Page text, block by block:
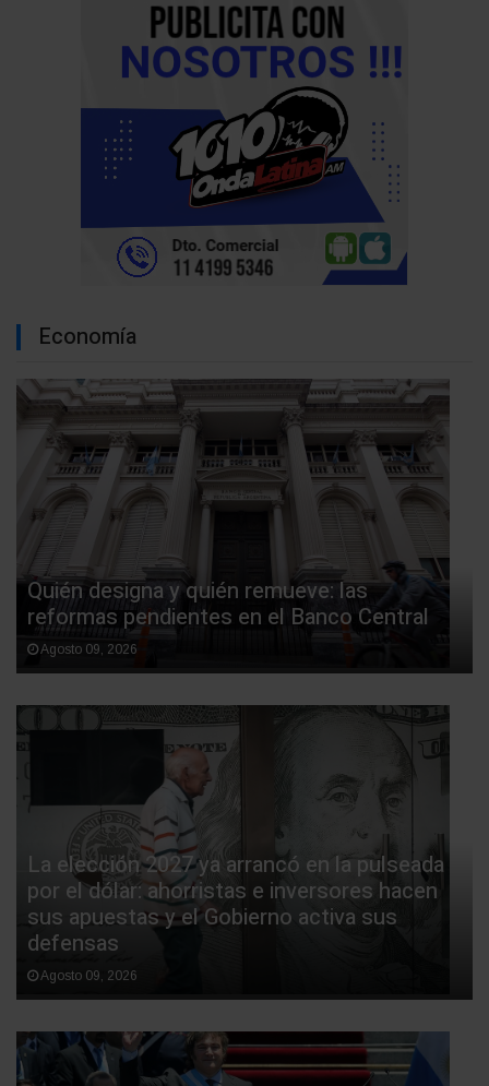
Economía
Quién designa y quién remueve: las
reformas pendientes en el Banco Central
Agosto 09, 2026
La elección 2027 ya arrancó en la pulseada
por el dólar: ahorristas e inversores hacen
sus apuestas y el Gobierno activa sus
defensas
Agosto 09, 2026